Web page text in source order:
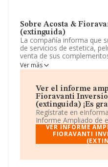
Sobre Acosta &
(extinguida)
La compañía informa que
de servicios de estetica,
venta de sus
inmobiliarias. La empresa
Clasifica su actividad
exteriores.
La sociedad española
Inversiones 2010 S.L
está situada en Calle
(08035), en el municipio
Con los datos a
nacional la facturación
Ver más
Ver el informe
Fioravanti
(extinguida) ¡Es
Regístrate en
Informe Ampliado de
VER INFORME
FIORAVANTI